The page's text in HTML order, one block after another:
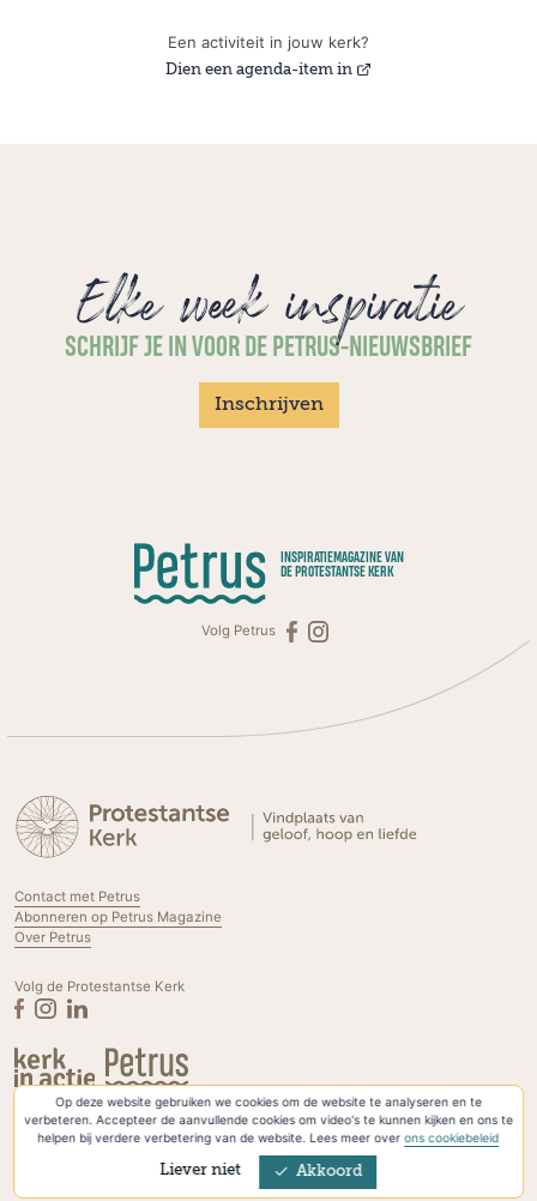
Op deze website gebruiken we cookies om de website te analyseren en te
verbeteren. Accepteer de aanvullende cookies om video's te kunnen kijken en ons te
helpen bij verdere verbetering van de website. Lees meer overons cookiebeleid
Liever niet Akkoord
Een activiteit in jouw kerk?
Dien een agenda-item in
Elke week inspiratie
SCHRIJF JE IN VOOR DE PETRUS-NIEUWSBRIEF
Inschrijven
INSPIRATIEMAGAZINE VAN
DE PROTESTANTSE KERK
Volg Petrus
Contact met Petrus
Abonneren op Petrus Magazine
Over Petrus
Volg de Protestantse Kerk
Privacyverklaring & Cookies